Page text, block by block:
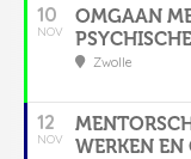
10
NOV
OMGAAN
Zwolle
12
NOV
WERKEN